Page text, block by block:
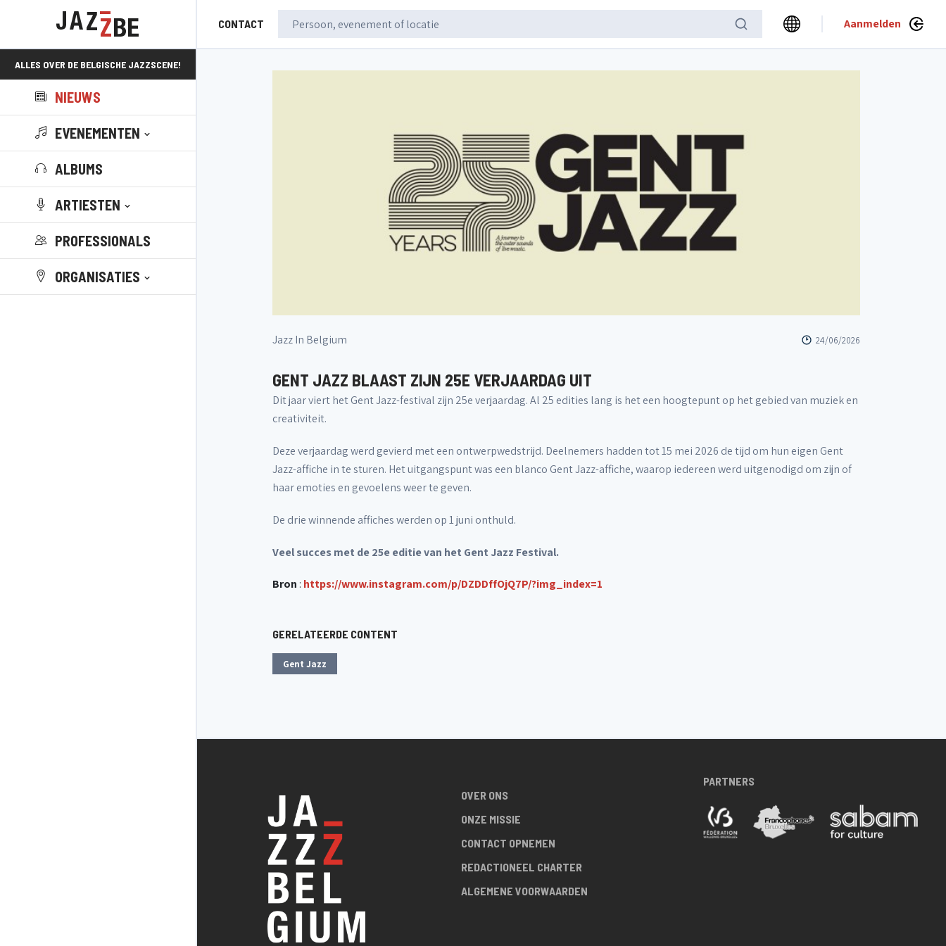
CONTACT Aanmelden
ALLES OVER DE BELGISCHE JAZZSCENE!
NIEUWS
EVENEMENTEN
ALBUMS
ARTIESTEN
PROFESSIONALS
ORGANISATIES
Jazz In Belgium 24/06/2026
GENT JAZZ BLAAST ZIJN 25E VERJAARDAG UIT
Dit jaar viert het Gent Jazz-festival zijn 25e verjaardag. Al 25 edities lang is het een hoogtepunt op het gebied van muziek en
creativiteit.
Deze verjaardag werd gevierd met een ontwerpwedstrijd. Deelnemers hadden tot 15 mei 2026 de tijd om hun eigen Gent
Jazz-affiche in te sturen. Het uitgangspunt was een blanco Gent Jazz-affiche, waarop iedereen werd uitgenodigd om zijn of
haar emoties en gevoelens weer te geven.
De drie winnende affiches werden op 1 juni onthuld.
Veel succes met de 25e editie van het Gent Jazz Festival.
Bron : https://www.instagram.com/p/DZDDffOjQ7P/?img_index=1
GERELATEERDE CONTENT
Gent Jazz
OVER ONS
ONZE MISSIE
CONTACT OPNEMEN
REDACTIONEEL CHARTER
ALGEMENE VOORWAARDEN
PARTNERS